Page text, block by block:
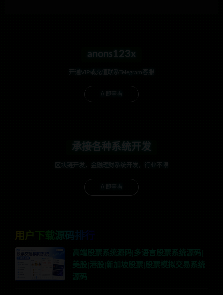
anons123x
开通VIP或充值联系Telegram客服
承接各种系统开发
区块链开发，金融理财系统开发，行业不限
用户下载源码排行
高端股票系统源码|多语言股票系统源码|
美股|港股|新加坡股票|股票模拟交易系统
源码